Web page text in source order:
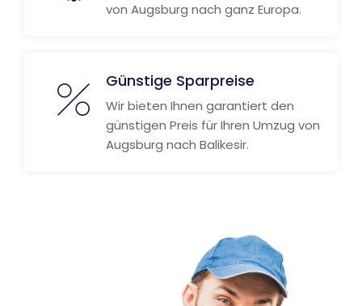
von Augsburg nach ganz Europa.
Günstige Sparpreise
Wir bieten Ihnen garantiert den
günstigen Preis für Ihren Umzug von
Augsburg nach Balikesir.